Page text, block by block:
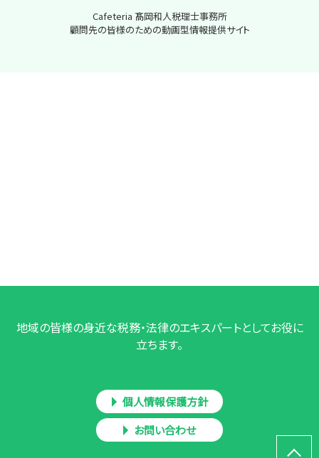
Cafeteria 髙岡和人税理士事務所
顧問先の皆様のための動画型情報提供サイト
地域の皆様の身近な税務・法律のエキスパートとしてお役に
立ちます。
個人情報保護方針
お問い合わせ